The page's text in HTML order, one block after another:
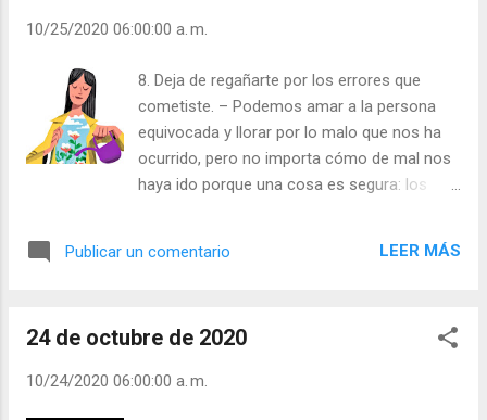
10/25/2020 06:00:00 a. m.
8. Deja de regañarte por los errores que
cometiste. – Podemos amar a la persona
equivocada y llorar por lo malo que nos ha
ocurrido, pero no importa cómo de mal nos
haya ido porque una cosa es segura: los
cometemos errores, tenemos problemas e
problemas y AHORA es cuando tú estás
futuro. Todas y cada una de las cosas que
Publicar un comentario LEER MÁS
24 de octubre de 2020
10/24/2020 06:00:00 a. m.